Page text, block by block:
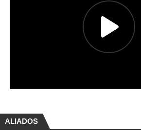
ALIADOS